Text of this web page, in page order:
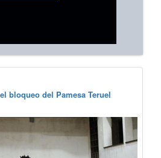
bloqueo del Pamesa Teruel